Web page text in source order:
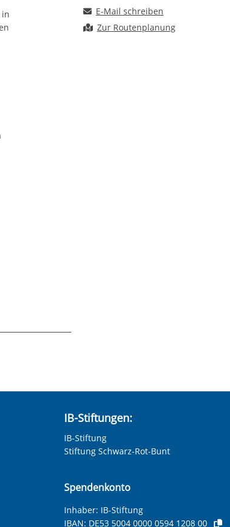
in
E-Mail an Ambulante
E-Mail schreiben
Route planen
Zur Routenplanung
IB-Stiftungen:
IB-Stiftung
Stiftung Schwarz-Rot-Bunt
Spendenkonto
Inhaber: IB-Stiftung
IBAN: DE53 5004 0000 0594 1208 00